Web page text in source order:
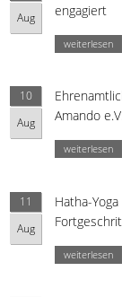
Aug
engagiert
weiterlesen
10
Aug
Amando
weiterlesen
11
Aug
Hatha-
weiterlesen